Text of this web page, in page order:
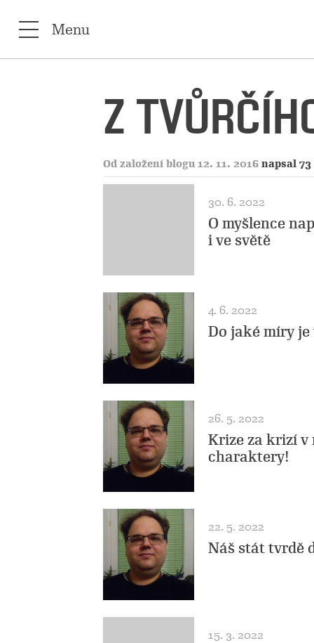
Menu
Z
Od založení blogu 12. 11. 2016 napsal
30. 6. 2022
O myšlence
i ve světě
4. 6. 2022
Do jaké míry
26. 5. 2022
Krize za krizí v
charaktery!
22. 5. 2022
Náš stát tvrdě
15. 3. 2022